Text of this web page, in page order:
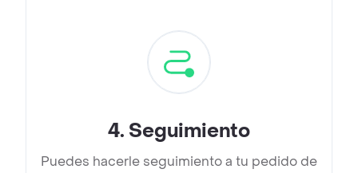
4. Seguimiento
Puedes hacerle seguimiento a tu pedido de